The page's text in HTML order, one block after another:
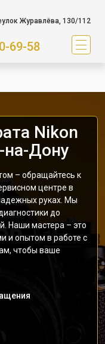
Журавлёва, 130/112
69-58
Nikon
на-Дону
– обращайтесь к
центре в
руках. Мы
до
Наши мастера – это
и опытом в работе с
чтобы ваше